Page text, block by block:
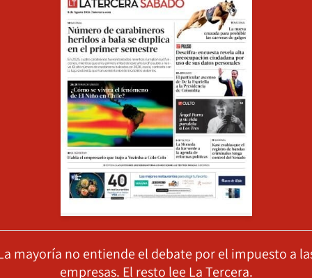
mayoría no entiende el debate por el impuesto a
empresas. El resto lee La Tercera.